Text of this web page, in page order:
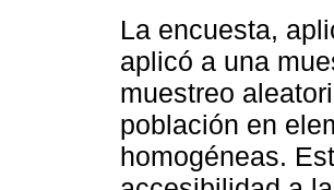
La encuesta,
aplicó a una
muestreo
población en
homogéneas.